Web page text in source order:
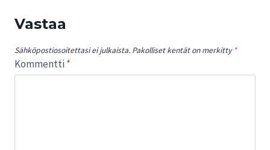
Vastaa
Sähköpostiosoitettasi ei julkaista. Pakolliset kentät on merkitty *
Kommentti *